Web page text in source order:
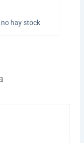
hay stock